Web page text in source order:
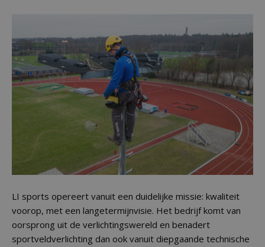
LI sports opereert vanuit een duidelijke missie: kwaliteit
voorop, met een langetermijnvisie. Het bedrijf komt van
oorsprong uit de verlichtingswereld en benadert
sportveldverlichting dan ook vanuit diepgaande technische